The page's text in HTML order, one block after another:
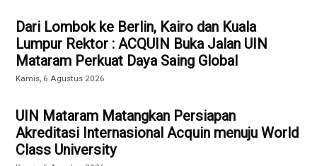
Dari Lombok ke Berlin, Kairo dan Kuala
Lumpur Rektor : ACQUIN Buka Jalan UIN
Mataram Perkuat Daya Saing Global
Kamis, 6 Agustus 2026
UIN Mataram Matangkan Persiapan
Akreditasi Internasional Acquin menuju World
Class University